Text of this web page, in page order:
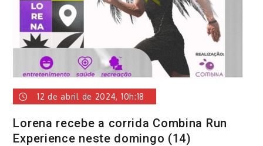
12 de abril de 2024, 10h:18
Lorena recebe a corrida Combina Run
Experience neste domingo (14)